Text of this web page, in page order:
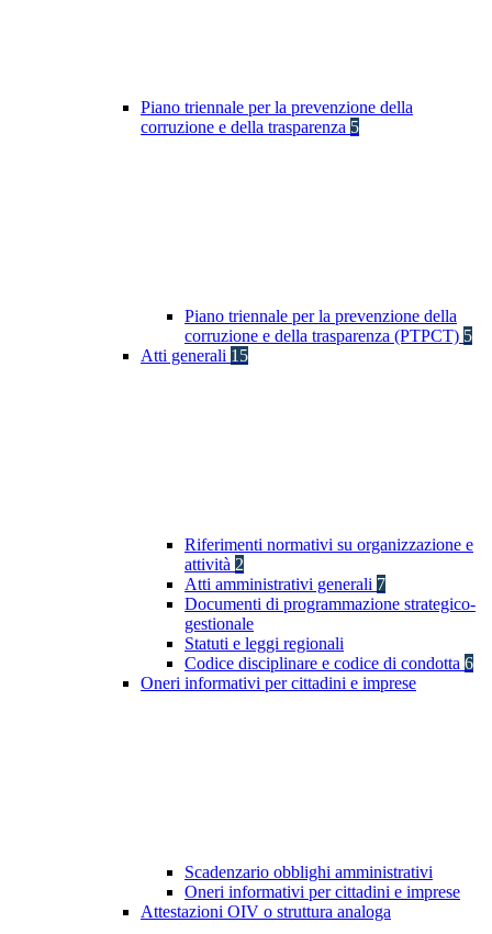
Piano triennale per la prevenzione della
corruzione e della trasparenza 5
Piano triennale per la prevenzione della
corruzione e della trasparenza (PTPCT) 5
Atti generali 15
Riferimenti normativi su organizzazione e
attività 2
Atti amministrativi generali 7
Documenti di programmazione strategico-
gestionale
Statuti e leggi regionali
Codice disciplinare e codice di condotta 6
Oneri informativi per cittadini e imprese
Scadenzario obblighi amministrativi
Oneri informativi per cittadini e imprese
Attestazioni OIV o struttura analoga